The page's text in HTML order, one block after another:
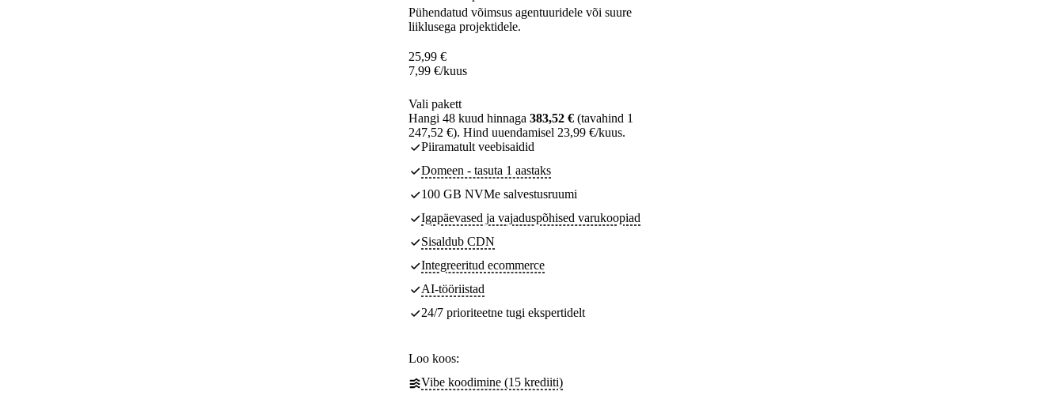
Pühendatud võimsus agentuuridele või suure
liiklusega projektidele.
25,99 €
7,99 €/kuus
Vali pakett
Hangi 48 kuud hinnaga 383,52 € (tavahind 1
247,52 €). Hind uuendamisel 23,99 €/kuus.
Piiramatult veebisaidid
Domeen - tasuta 1 aastaks
100 GB NVMe salvestusruumi
Igapäevased ja vajaduspõhised varukoopiad
Sisaldub CDN
Integreeritud ecommerce
AI-tööriistad
24/7 prioriteetne tugi ekspertidelt
Loo koos:
Vibe koodimine (15 krediiti)